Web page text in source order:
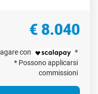
€ 8.040
con
*
* Possono applicarsi
commissioni